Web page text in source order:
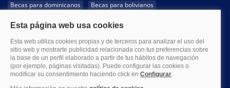
Becas para dominicanos
Becas para bolivianos
Becas para hondureños
Becas para paraguayos
Becas para uruguayos
Becas para salvadoreños